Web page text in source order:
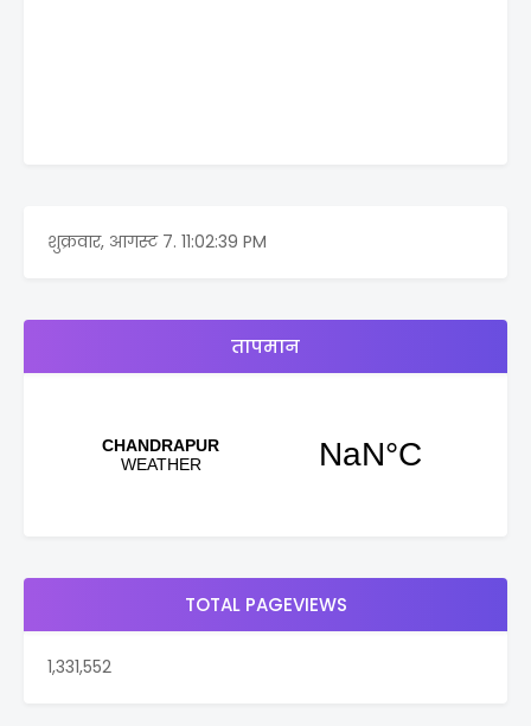
शुक्रवार, आगस्ट 7. 11:02:39 PM
तापमान
TOTAL PAGEVIEWS
1,331,552